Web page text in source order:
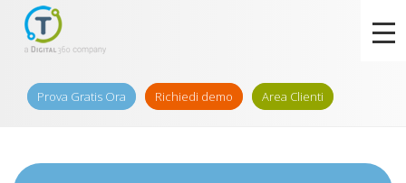
Prova Gratis Ora Richiedi demo Area Clienti